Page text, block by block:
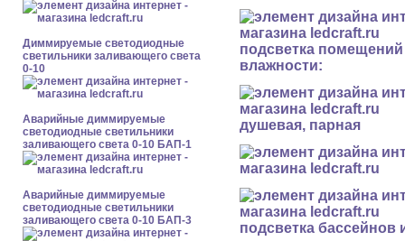
Диммируемые светодиодные
светильники заливающего света
0-10
Аварийные диммируемые
светодиодные светильники
заливающего света 0-10 БАП-1
Аварийные диммируемые
светодиодные светильники
заливающего света 0-10 БАП-3
подсветка
влажности:
душевая, парная
подсветка бассейнов